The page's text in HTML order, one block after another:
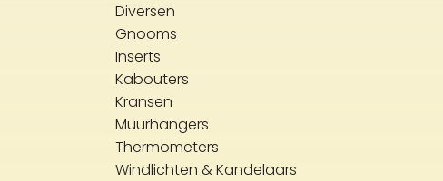
Diversen
Gnooms
Inserts
Kabouters
Kransen
Muurhangers
Thermometers
Windlichten & Kandelaars